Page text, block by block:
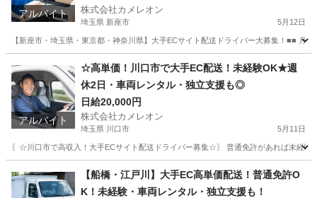
アルバイト 株式会社カメレオン
埼玉県 新座市 5月12日
【新座市・埼玉県・東京都・神奈川県】大手ECサイト配送ドライバー大募集！■■
ドライバー 積み込み
アルバイト
☆高単価！川口市で大手EC配送！未経験OK★週
休2日・車両レンタル・独立支援も◎
日給20,000円
株式会社カメレオン
埼玉県 川口市 5月11日
〖☆川口市で高収入！大手ECサイト配送ドライバー募集☆〗 普通免許があれば未経
ドライバー 積み込み
【船橋・江戸川】大手EC高単価配送！普通免許O
K！未経験・車両レンタル・独立支援も！